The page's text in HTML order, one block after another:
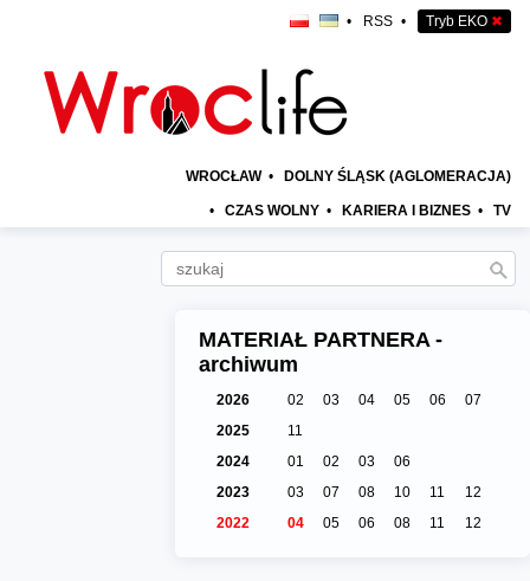
• RSS • Tryb EKO ✖
WROCŁAW • DOLNY ŚLĄSK (AGLOMERACJA)
• CZAS WOLNY • KARIERA I BIZNES • TV
MATERIAŁ PARTNERA -
archiwum
2026 02 03 04 05 06
07
2025
11
2024
01 02 03
06
2023
03 07 08 10 11
12
2022
04 05 06 08 11 12